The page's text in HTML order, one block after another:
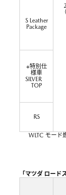
S Leather
Package
※特別仕
様車
SILVER
TOP
RS
WLTC モード
「マツダ ロー